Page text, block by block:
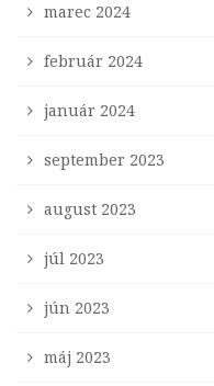
marec 2024
február 2024
január 2024
september 2023
august 2023
júl 2023
jún 2023
máj 2023